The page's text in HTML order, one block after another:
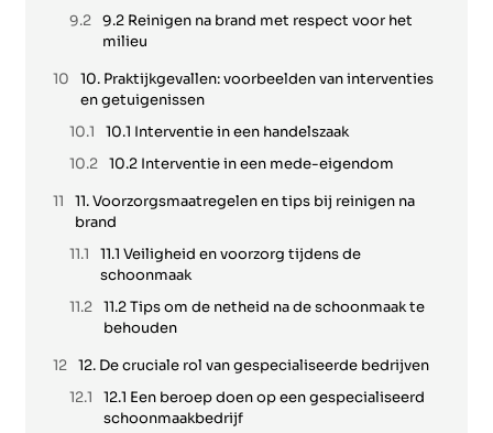
9.2 Reinigen na brand met respect voor het
milieu
10. Praktijkgevallen: voorbeelden van interventies
en getuigenissen
10.1 Interventie in een handelszaak
10.2 Interventie in een mede-eigendom
11. Voorzorgsmaatregelen en tips bij reinigen na
brand
11.1 Veiligheid en voorzorg tijdens de
schoonmaak
11.2 Tips om de netheid na de schoonmaak te
behouden
12. De cruciale rol van gespecialiseerde bedrijven
12.1 Een beroep doen op een gespecialiseerd
schoonmaakbedrijf